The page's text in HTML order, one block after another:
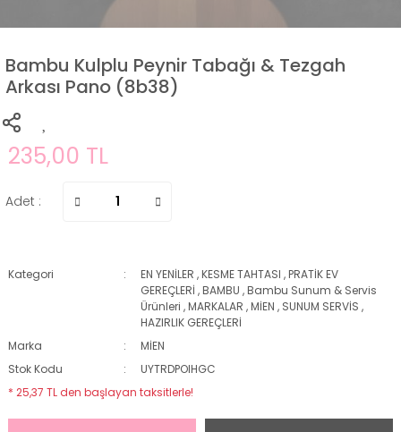
Bambu Kulplu Peynir Tabağı & Tezgah
Arkası Pano (8b38)
235,00 TL
Adet :
Kategori EN YENİLER ,KESME TAHTASI ,PRATİK EV
GEREÇLERİ ,BAMBU ,Bambu Sunum & Servis
Ürünleri ,MARKALAR ,MİEN , SUNUM SERVİS ,
HAZIRLIK GEREÇLERİ
Marka
MİEN
Stok Kodu
UYTRDPOIHGC
* 25,37 TL den başlayan taksitlerle!